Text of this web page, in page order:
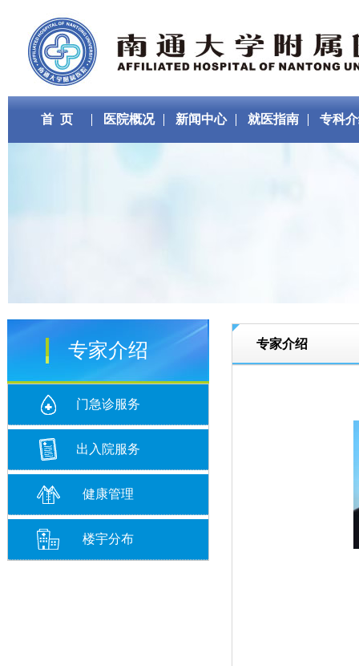
首 页 医院概况 新闻中心 就医指南 专科
专家介绍
门急诊服务
出入院服务
健康管理
楼宇分布
专家介绍